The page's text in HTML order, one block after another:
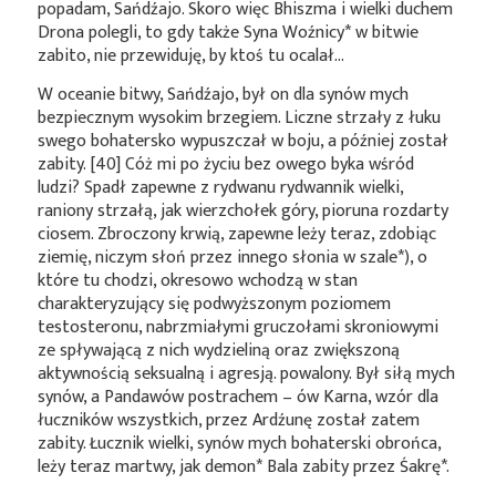
popadam, Sańdźajo. Skoro więc Bhiszma i wielki duchem
Drona polegli, to gdy także SynaWoźnicy*w bitwie
zabito, nie przewiduję, by ktoś tu ocalał…
W oceanie bitwy, Sańdźajo, był on dla synów mych
bezpiecznym wysokim brzegiem. Liczne strzały z łuku
swego bohatersko wypuszczał w boju, a później został
zabity. [40] Cóż mi po życiu bez owego byka wśród
ludzi? Spadł zapewne z rydwanu rydwannik wielki,
raniony strzałą, jak wierzchołek góry, pioruna rozdarty
ciosem. Zbroczony krwią, zapewne leży teraz, zdobiąc
ziemię, niczym słoń przez innego słonia wszale*), o
które tu chodzi, okresowo wchodzą w stan
charakteryzujący się podwyższonym poziomem
testosteronu, nabrzmiałymi gruczołami skroniowymi
ze spływającą z nich wydzieliną oraz zwiększoną
aktywnością seksualną i agresją. powalony. Był siłą mych
synów, a Pandawów postrachem – ów Karna, wzór dla
łuczników wszystkich, przez Ardźunę został zatem
zabity. Łucznik wielki, synów mych bohaterski obrońca,
leży teraz martwy, jakdemon*Bala zabity przezŚakrę*.